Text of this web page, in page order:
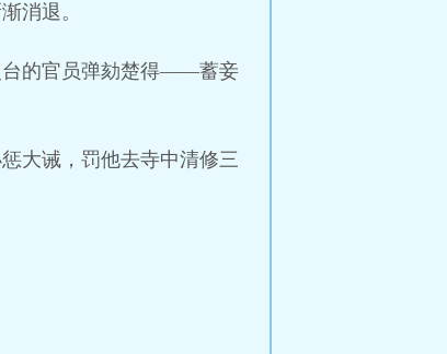
消退。
台的官员弹劾楚得——蓄妾
大诫，罚他去寺中清修三